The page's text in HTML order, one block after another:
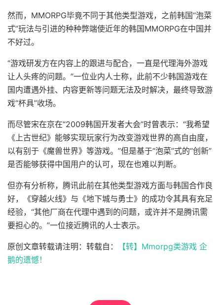
然而，MMORPG毕竟不同于其他类型游戏，之前韩国“泡菜
式”玩法与引进的种种弊端使近年的韩国MMORPG在中国并
不好过。
“游戏研发方在内容上的跟进与配合，一直是代理海外游戏
让人头疼的问题。”一位业内人士称，此前不少韩国游戏在
国内遭遇外挂、内容更新等问题无法及时解决，最终导致游
戏“杯具”收场。
而尽管宋在京在“2009韩国开发者大会”时曾表示：“我希望
《上古世纪》能够实现玩家行为改变游戏世界的高自由度，
以有别于《魔兽世界》等游戏。”但是基于“泡菜”式的“创新”
是否能够获得中国用户的认可，现在也难以判断。
但亦有分析称，腾讯此前在其他类型游戏方面与韩国合作良
好，《穿越火线》与《地下城与勇士》的成功令其具有充足
经验，“其他厂商在代理中遇到的问题，或许并不是腾讯需
要担心的。”一位接近腾讯的人士表示。
原创文章转载请注明：转载自：
【转】Mmorpg类游戏 企
鹅的遗憾！